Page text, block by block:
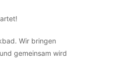
Wir bringen
gemeinsam wird